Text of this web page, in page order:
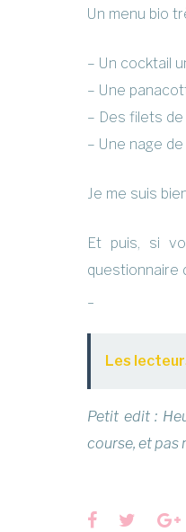
Un menu bio
– Un cocktail
– Une
– Des filets
– Une nage
Je me suis
Et puis, si
questionnaire
Les
Petit edit :
course, et pas
Facebook
Twitter